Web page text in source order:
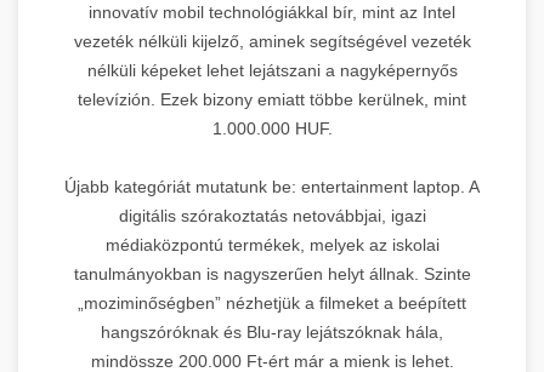
innovatív mobil technológiákkal bír, mint az Intel
vezeték nélküli kijelző, aminek segítségével vezeték
nélküli képeket lehet lejátszani a nagyképernyős
televízión. Ezek bizony emiatt többe kerülnek, mint
1.000.000 HUF.
Újabb kategóriát mutatunk be: entertainment laptop. A
digitális szórakoztatás netovábbjai, igazi
médiaközpontú termékek, melyek az iskolai
tanulmányokban is nagyszerűen helyt állnak. Szinte
„moziminőségben” nézhetjük a filmeket a beépített
hangszóróknak és Blu-ray lejátszóknak hála,
mindössze 200.000 Ft-ért már a mienk is lehet.